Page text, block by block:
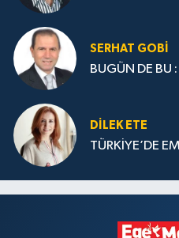
SERHAT GOBİ
BUGÜN DE BU
DILEK ETE
TÜRKİYE’DE